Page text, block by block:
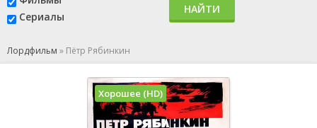
Сериалы
НАЙТИ
Лордфильм » Пётр Рябинкин
Хорошее (HD)